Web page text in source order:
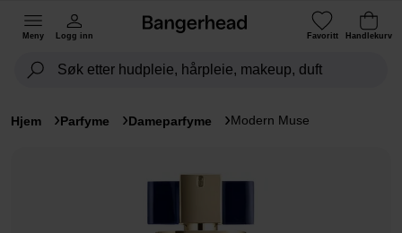
Meny Logg inn Favoritt Handlekurv
Hjem Parfyme Dameparfyme Modern Muse